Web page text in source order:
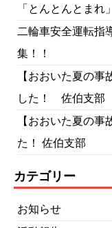
「とんとんとまれ
二輪車安全運転指
集！！
【おおいた夏の事
した！ 佐伯支部
【おおいた夏の
た！ 佐伯支部
カテゴリー
お知らせ